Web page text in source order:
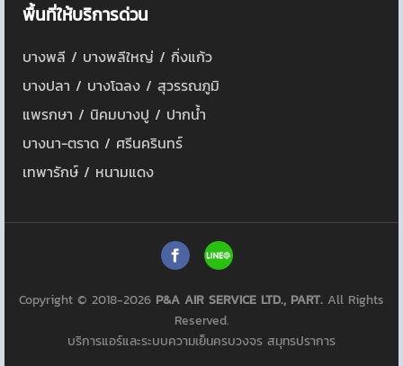
พื้นที่ให้บริการด่วน
บางพลี / บางพลีใหญ่ / กิ่งแก้ว
บางปลา / บางโฉลง / สุวรรณภูมิ
แพรกษา / นิคมบางปู / ปากน้ำ
บางนา-ตราด / ศรีนครินทร์
เทพารักษ์ / หนามแดง
Copyright © 2018-2026 P&A AIR SERVICE LTD., PART. All Rights
Reserved.
บริการแอร์และระบบความเย็นครบวงจร สมุทรปราการ